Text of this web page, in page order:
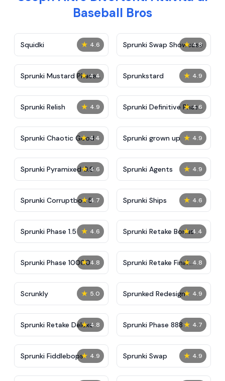
Baseball Bros
★ 4.6
Squidki ★ 4.8
Sprunki Swap Showcase
★ 4.4
Sprunki Mustard Phase
2
★ 4.9
Sprunkstard
★ 4.9
Sprunki Relish ★ 4.6
Sprunki Definitive Phase
7
★ 4.4
Sprunki Chaotic Good ★ 4.9
Sprunki grown up
★ 4.6
Sprunki Pyramixed 0.9 ★ 4.9
Sprunki Agents
★ 4.7
Sprunki Corruptbox 5 ★ 4.6
Sprunki Ships
★ 4.6
Sprunki Phase 1.5 ★ 4.4
Sprunki Retake Bonus
★ 4.8
Sprunki Phase 10000 ★ 4.8
Sprunki Retake Final
Update
★ 5.0
Scrunkly ★ 4.9
Sprunked Redesign
★ 4.8
Sprunki Retake Deluxe ★ 4.7
Sprunki Phase 888
★ 4.9
Sprunki Fiddlebops ★ 4.9
Sprunki Swap